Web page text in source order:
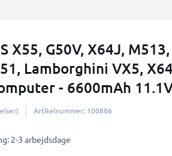
X55, G50V, X64J, M513,
Lamborghini VX5,
- 6600mAh
Artikelnummer: 100886
2-3 arbejdsdage